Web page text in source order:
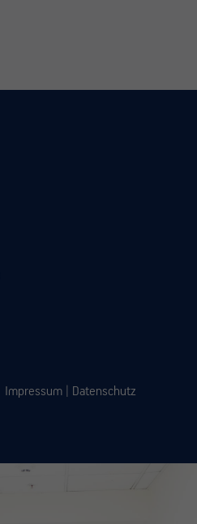
Impressum Datenschutz